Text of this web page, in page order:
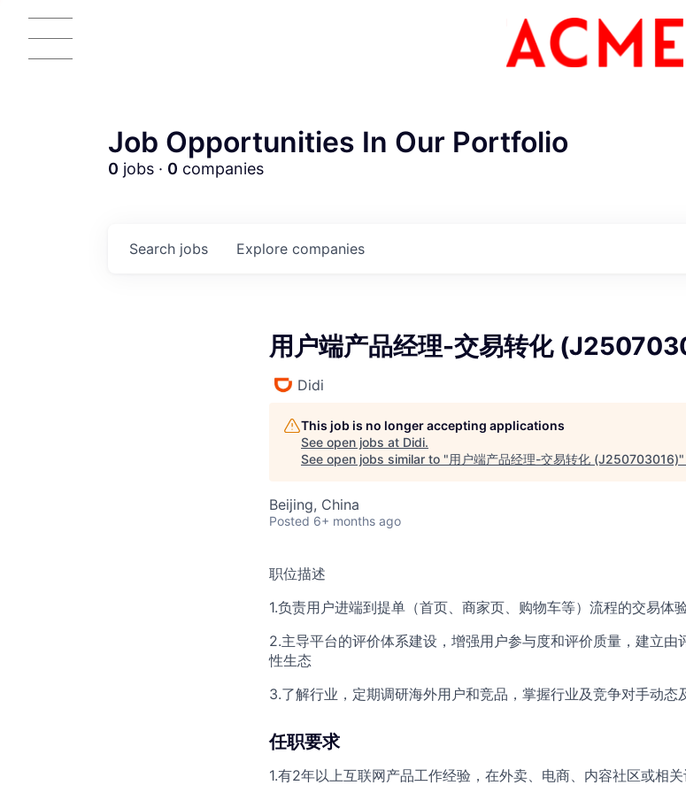
ACME
Job Opportunities In Our Portfolio
0 jobs · 0 companies
Search jobs Explore companies
用户端产品经理-交易转化
Didi
This job is no longer accepting applications
See open jobs at Didi.
See open jobs similar to "用户端产品经理-交易转化 (J250703016)"
Beijing, China
Posted 6+ months ago
职位描述
1.负责用户进端到提单（首页、商家页、购物车等）流程的交易体
2.主导平台的评价体系建设，增强用户参与度和评价质量，建立由
性生态
3.了解行业，定期调研海外用户和竞品，掌握行业及竞争对手动态
任职要求
1.有2年以上互联网产品工作经验，在外卖、电商、内容社区或相